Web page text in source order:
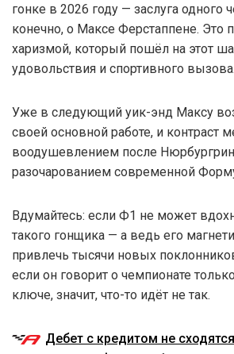
гонке в 2026 году — заслуга одного
конечно, о Максе Ферстаппене. Это
харизмой, который пошёл на этот
удовольствия и спортивного вызова.
Уже в следующий уик-энд Максу
своей основной работе, и контраст
воодушевлением после
разочарованием современной
Вдумайтесь: если Ф1 не может
такого гонщика — а ведь его
привлечь тысячи новых
если он говорит о чемпионате
ключе, значит, что-то идёт не так.
Дебет с кредитом не